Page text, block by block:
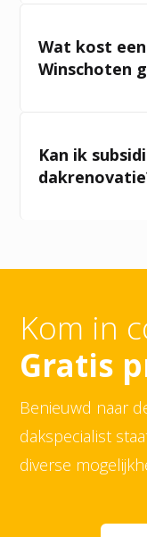
Wat kost
Winschoten
Kan ik
Kom in
Gratis
Benieuwd naar
dakspecialist
diverse